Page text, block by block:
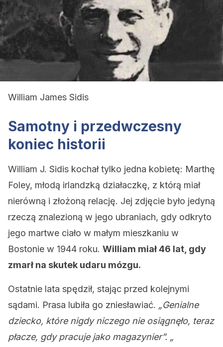
William James Sidis
Samotny i przedwczesny
koniec historii
William J. Sidis kochał tylko jedna kobietę: Marthę
Foley, młodą irlandzką działaczkę, z którą miał
nierówną i złożoną relację. Jej zdjęcie było jedyną
rzeczą znalezioną w jego ubraniach, gdy odkryto
jego martwe ciało w małym mieszkaniu w
Bostonie w 1944 roku. William miał 46 lat, gdy
zmarł na skutek udaru mózgu.
Ostatnie lata spędził, stając przed kolejnymi
sądami. Prasa lubiła go zniesławiać. „Genialne
dziecko, które nigdy niczego nie osiągnęło, teraz
płacze, gdy pracuje jako magazynier”. „